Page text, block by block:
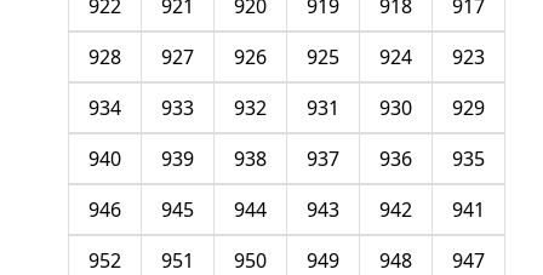
917
918
919
920
921
922
923
924
925
926
927
928
929
930
931
932
933
934
935
936
937
938
939
940
941
942
943
944
945
946
947
948
949
950
951
952